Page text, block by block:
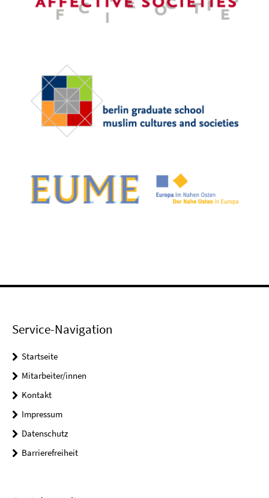
Service-Navigation
Startseite
Mitarbeiter/innen
Kontakt
Impressum
Datenschutz
Barrierefreiheit